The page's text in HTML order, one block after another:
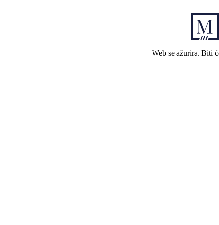
Web se ažurira. Biti